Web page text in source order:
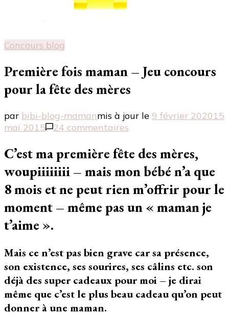
Concours blog
Première fois maman – Jeu concours
pour la fête des mères
par bibi-blog-mamanmis à jour le 9 février 202015
mai 2015
24 commentaires
fois
maman
–
Jeu
concours
pour
mères
C’est ma première fête des mères,
woupiiiiiiii – mais mon bébé n’a que
8 mois et ne peut rien m’offrir pour le
moment – même pas un « maman je
t’aime ».
Mais ce n’est pas bien grave car sa présence,
son existence, ses sourires, ses câlins etc. son
déjà des super cadeaux pour moi – je dirai
même que c’est le plus beau cadeau qu’on peut
donner à une maman.